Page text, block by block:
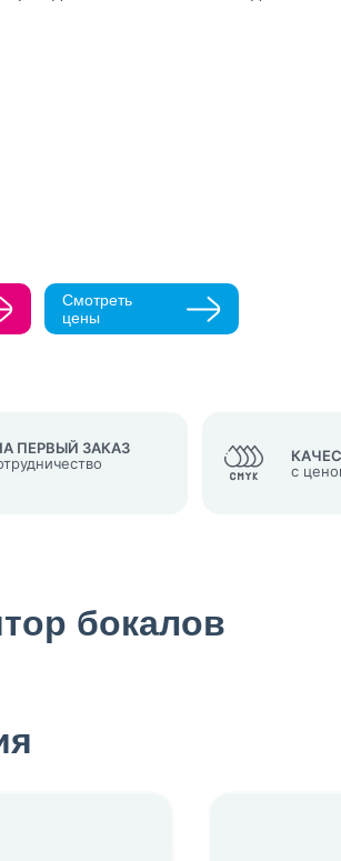
Смотреть
цены
ПЕРВЫЙ ЗАКАЗ
с
бокалов
Нажимая кнопку
политикой